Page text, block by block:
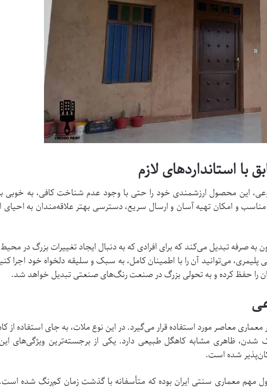
استانداردهای لازم
این محصول ارزشمندی خود را حتی با وجود عدم شناخت کافی، به خوبی
و امکان تهیه آسان و ارسال سریع، دسترسی بهتر علاقه‌مندان به
صرفه تبدیل می‌کند که برای افرادی که به دنبال ایجاد تغییرات بزرگ در
می‌توانید آن را با اطمینان کامل، به سبک و سلیقه دلخواه خود اجرا
را حفظ کرده و به تحولی بزرگ در صنعت رنگ‌های صنعتی تبدیل خواهد شد.
معاصر مورد استفاده قرار می‌گیرد. در این نوع ملات، به جای استفاده از
ظاهری مشابه کاهگل طبیعی دارد. یکی از برجسته‌ترین ویژگی‌های
شده است.
مهم معماری سنتی ایران بوده که متأسفانه با گذشت زمان کم‌رنگ شده است.